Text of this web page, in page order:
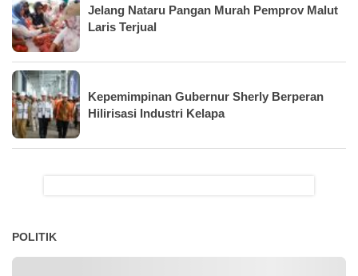
Jelang Nataru Pangan Murah Pemprov Malut
Laris Terjual
Kepemimpinan Gubernur Sherly Berperan
Hilirisasi Industri Kelapa
POLITIK